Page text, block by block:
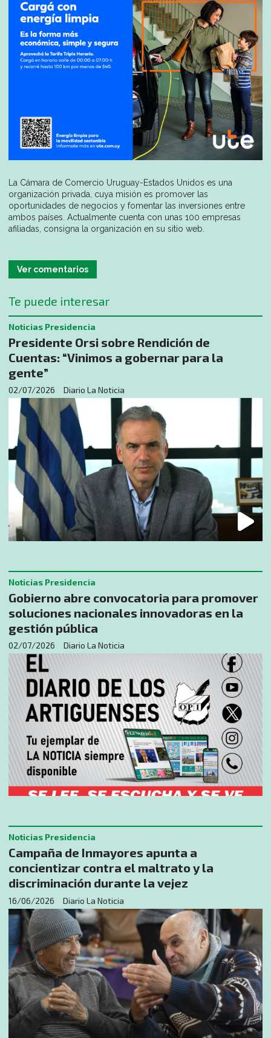
La Cámara de Comercio Uruguay-Estados Unidos es una
organización privada, cuya misión es promover las
oportunidades de negocios y fomentar las inversiones entre
ambos países. Actualmente cuenta con unas 100 empresas
afiliadas, consigna la organización en su sitio web.
Ver comentarios
Te puede interesar
Presidente Orsi sobre Rendición de
Cuentas: “Vinimos a gobernar para la
gente”
Diario La Noticia
Noticias Presidencia
02/07/2026
Gobierno abre convocatoria para promover
soluciones nacionales innovadoras en la
gestión pública
Diario La Noticia
Noticias Presidencia
02/07/2026
Campaña de Inmayores apunta a
concientizar contra el maltrato y la
discriminación durante la vejez
Diario La Noticia
Noticias Presidencia
16/06/2026